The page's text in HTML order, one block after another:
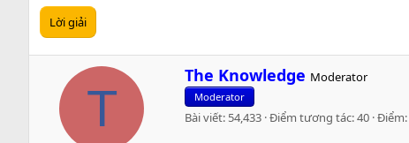
Lời giải
T
W
r
i
t
The Knowledge Moderator
Moderator
Bài viết 54,433 Điểm tương tác 40 Điểm